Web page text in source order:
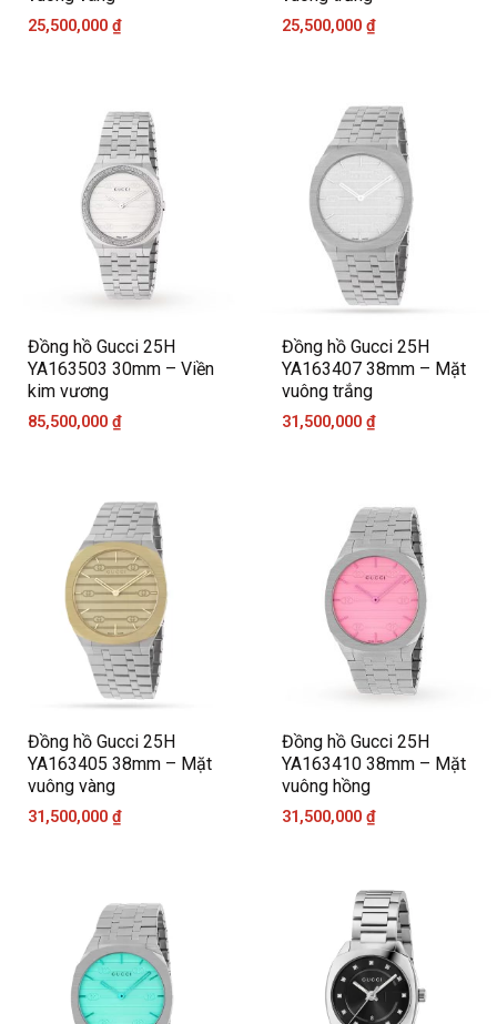
25,500,000 ₫ 25,500,000 ₫
Đồng hồ Gucci 25H
YA163503 30mm – Viền
kim vương
85,500,000 ₫
Đồng hồ Gucci 25H
YA163407 38mm – Mặt
vuông trắng
31,500,000 ₫
Đồng hồ Gucci 25H
YA163405 38mm – Mặt
vuông vàng
31,500,000 ₫
Đồng hồ Gucci 25H
YA163410 38mm – Mặt
vuông hồng
31,500,000 ₫